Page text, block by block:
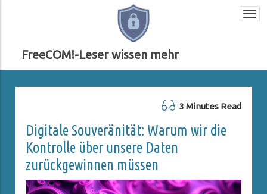
FreeCOM!-Leser wissen mehr
3 Minutes Read
Digitale Souveränität: Warum wir die
Kontrolle über unsere Daten
zurückgewinnen müssen